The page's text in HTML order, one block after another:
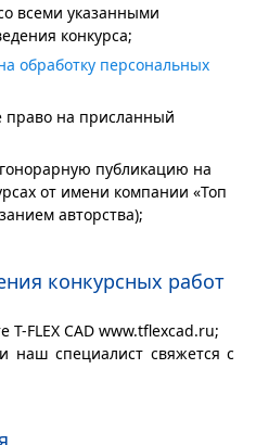
всеми указанными
конкурса;
обработку персональных
право на присланный
публикацию на
от имени компании «Топ
авторства);
конкурсных работ
T-FLEX CAD www.tflexcad.ru;
наш специалист свяжется с